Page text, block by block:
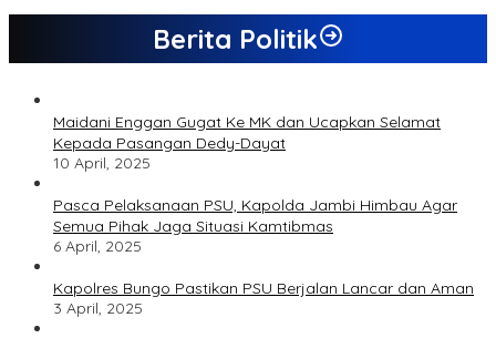
Berita Politik
Maidani Enggan Gugat Ke MK dan Ucapkan Selamat
Kepada Pasangan Dedy-Dayat
10 April, 2025
Pasca Pelaksanaan PSU, Kapolda Jambi Himbau Agar
Semua Pihak Jaga Situasi Kamtibmas
6 April, 2025
Kapolres Bungo Pastikan PSU Berjalan Lancar dan Aman
3 April, 2025